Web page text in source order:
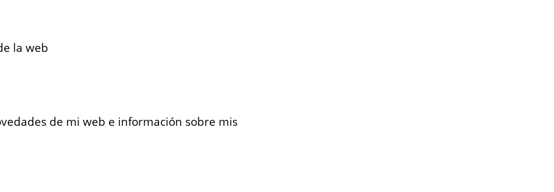
la web
de mi web e información sobre mis